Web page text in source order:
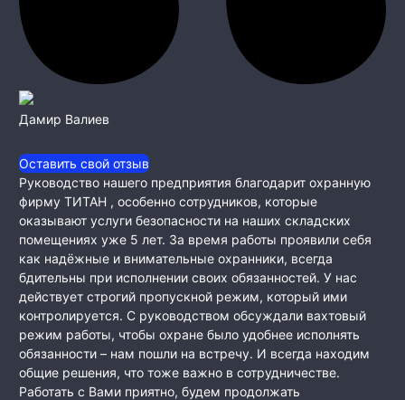
Дамир Валиев
Оставить свой отзыв
Руководство нашего предприятия благодарит охранную
фирму ТИТАН , особенно сотрудников, которые
оказывают услуги безопасности на наших складских
помещениях уже 5 лет. За время работы проявили себя
как надёжные и внимательные охранники, всегда
бдительны при исполнении своих обязанностей. У нас
действует строгий пропускной режим, который ими
контролируется. С руководством обсуждали вахтовый
режим работы, чтобы охране было удобнее исполнять
обязанности – нам пошли на встречу. И всегда находим
общие решения, что тоже важно в сотрудничестве.
Работать с Вами приятно, будем продолжать